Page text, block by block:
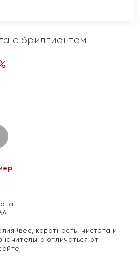
с бриллиантом
(вес, каратность, чистота и
отличаться от